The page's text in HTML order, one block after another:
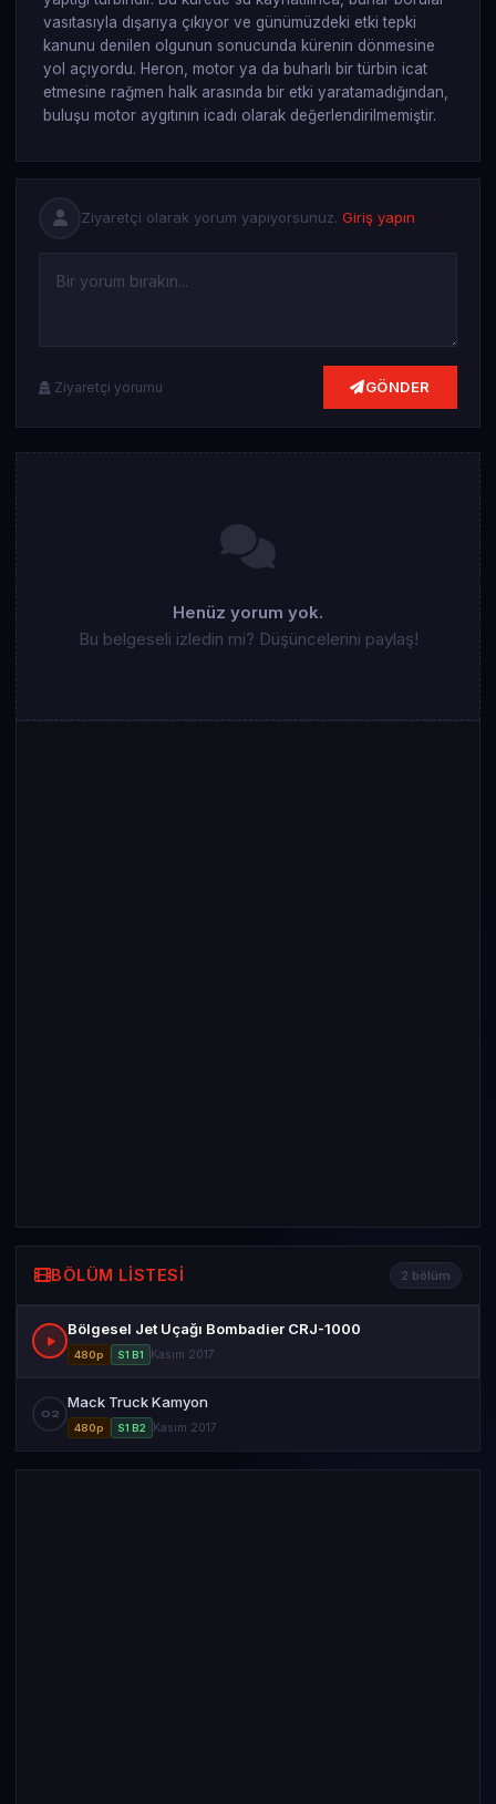
vasıtasıyla dışarıya çıkıyor ve günümüzdeki etki tepki
kanunu denilen olgunun sonucunda kürenin dönmesine
yol açıyordu. Heron, motor ya da buharlı bir türbin icat
etmesine rağmen halk arasında bir etki yaratamadığından,
buluşu motor aygıtının icadı olarak değerlendirilmemiştir.
Ziyaretçi olarak yorum yapıyorsunuz. Giriş yapın
Ziyaretçi yorumu GÖNDER
Henüz yorum yok.
Bu belgeseli izledin mi? Düşüncelerini paylaş!
BÖLÜM LISTESI 2 bölüm
Bölgesel Jet Uçağı Bombadier CRJ-1000
480p S1 B1 Kasım 2017
02
Mack Truck Kamyon
480p S1 B2 Kasım 2017